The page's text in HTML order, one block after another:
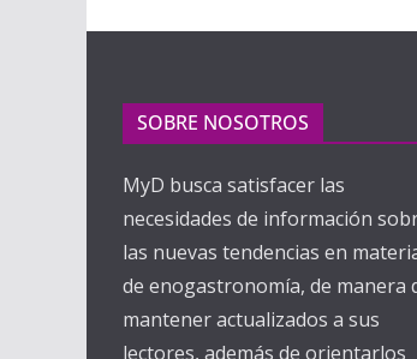
SOBRE NOSOTROS
MyD busca satisfacer las
necesidades de información
las nuevas tendencias en
de enogastronomía, de manera
mantener actualizados a sus
lectores, además de orientarlos